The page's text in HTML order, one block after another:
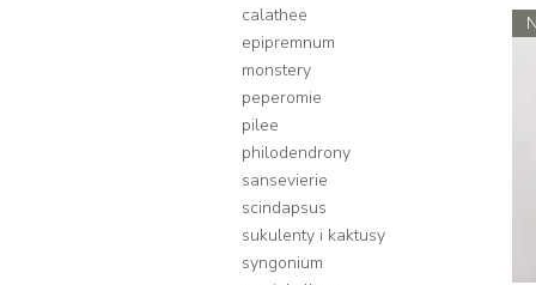
calathee
epipremnum
monstery
peperomie
pilee
philodendrony
sansevierie
scindapsus
sukulenty i kaktusy
syngonium